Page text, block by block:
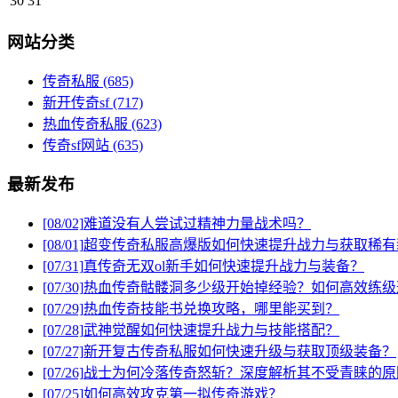
网站分类
传奇私服 (685)
新开传奇sf(717)
热血传奇私服 (623)
传奇sf网站 (635)
最新发布
[08/02]难道没有人尝试过精神力量战术吗？
[08/01]超变传奇私服高爆版如何快速提升战力与获取稀有
[07/31]真传奇无双ol新手如何快速提升战力与装备？
[07/30]热血传奇骷髅洞多少级开始掉经验？如何高效练级
[07/29]热血传奇技能书兑换攻略，哪里能买到？
[07/28]武神觉醒如何快速提升战力与技能搭配？
[07/27]新开复古传奇私服如何快速升级与获取顶级装备？
[07/26]战士为何冷落传奇怒斩？深度解析其不受青睐的原
[07/25]如何高效攻克第一拟传奇游戏？